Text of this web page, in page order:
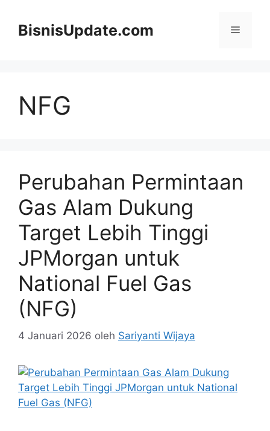
BisnisUpdate.com Menu
NFG
Perubahan Permintaan
Gas Alam Dukung
Target Lebih Tinggi
JPMorgan untuk
National Fuel Gas
(NFG)
4 Januari 2026 oleh Sariyanti Wijaya